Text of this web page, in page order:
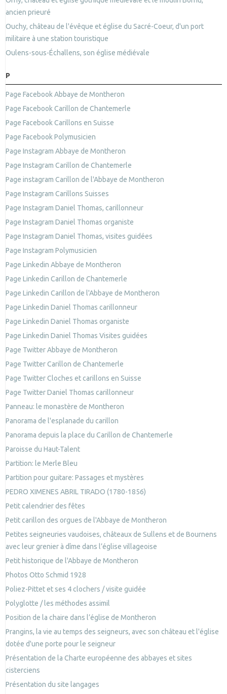
ancien prieuré
Ouchy, château de l'évêque et église du Sacré-Coeur, d'un port
militaire à une station touristique
Oulens-sous-Échallens, son église médiévale
P
Page Facebook Abbaye de Montheron
Page Facebook Carillon de Chantemerle
Page Facebook Carillons en Suisse
Page Facebook Polymusicien
Page Instagram Abbaye de Montheron
Page Instagram Carillon de Chantemerle
Page instagram Carillon de l'Abbaye de Montheron
Page Instagram Carillons Suisses
Page Instagram Daniel Thomas, carillonneur
Page Instagram Daniel Thomas organiste
Page Instagram Daniel Thomas, visites guidées
Page Instagram Polymusicien
Page Linkedin Abbaye de Montheron
Page Linkedin Carillon de Chantemerle
Page Linkedin Carillon de l'Abbaye de Montheron
Page Linkedin Daniel Thomas carillonneur
Page Linkedin Daniel Thomas organiste
Page Linkedin Daniel Thomas Visites guidées
Page Twitter Abbaye de Montheron
Page Twitter Carillon de Chantemerle
Page Twitter Cloches et carillons en Suisse
Page Twitter Daniel Thomas carillonneur
Panneau: le monastère de Montheron
Panorama de l'esplanade du carillon
Panorama depuis la place du Carillon de Chantemerle
Paroisse du Haut-Talent
Partition: le Merle Bleu
Partition pour guitare: Passages et mystères
PEDRO XIMENES ABRIL TIRADO (1780-1856)
Petit calendrier des fêtes
Petit carillon des orgues de l'Abbaye de Montheron
Petites seigneuries vaudoises, châteaux de Sullens et de Bournens
avec leur grenier à dîme dans l’église villageoise
Petit historique de l'Abbaye de Montheron
Photos Otto Schmid 1928
Poliez-Pittet et ses 4 clochers / visite guidée
Polyglotte / les méthodes assimil
Position de la chaire dans l’église de Montheron
Prangins, la vie au temps des seigneurs, avec son château et l'église
dotée d'une porte pour le seigneur
Présentation de la Charte européenne des abbayes et sites
cisterciens
Présentation du site langages